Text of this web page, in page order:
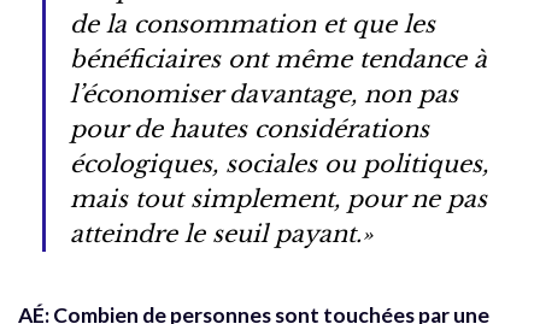
de la consommation et que les
bénéficiaires ont même tendance à
l’économiser davantage, non pas
pour de hautes considérations
écologiques, sociales ou politiques,
mais tout simplement, pour ne pas
atteindre le seuil payant.»
AÉ: Combien de personnes sont touchées par une